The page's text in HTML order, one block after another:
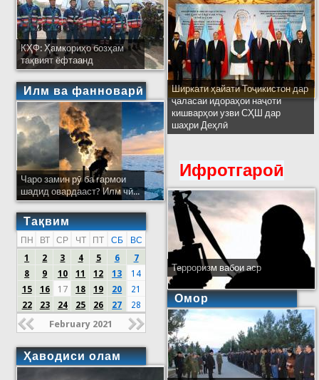
КҲФ: Ҳамкориҳо бозҳам
тақвият ёфтаанд
Илм ва фанноварӣ
Чаро замин рӯ ба гармои
шадид овардааст? Илм чӣ...
Тақвим
ПН ВТ СР ЧТ ПТ СБ
ВС
1
2 3 4 5 6
7
8
9 10 11 12 13
14
15
16 17 18 19 20
21
22
23 24 25 26 27 28
February 2021
Ҳаводиси олам
Ширкати ҳайати Тоҷикистон дар
ҷаласаи идораҳои наҷоти
кишварҳои узви СҲШ дар
шаҳри Деҳлӣ
Ифротгароӣ
Терроризм вабои аср
Омор